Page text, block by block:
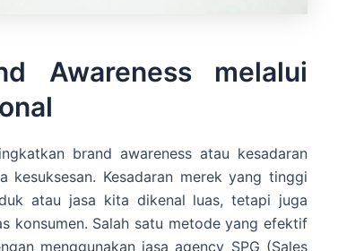
Awareness melalui
brand awareness atau kesadaran
kesuksesan. Kesadaran merek yang tinggi
atau jasa kita dikenal luas, tetapi juga
konsumen. Salah satu metode yang efektif
menggunakan jasa agency SPG (Sales